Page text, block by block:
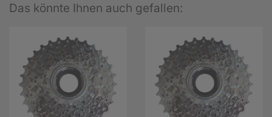
Das könnte Ihnen auch gefallen: